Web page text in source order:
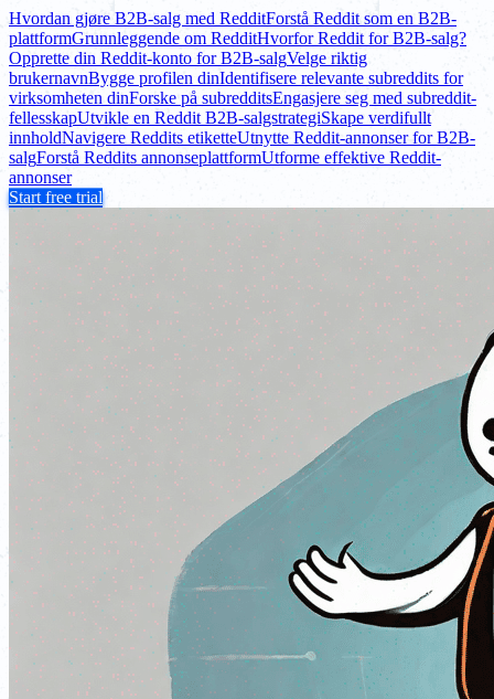
Hvordan gjøre B2B-salg med RedditForstå Reddit som en B2B-
plattformGrunnleggende om RedditHvorfor Reddit for B2B-salg?
Opprette din Reddit-konto for B2B-salgVelge riktig
brukernavnBygge profilen dinIdentifisere relevante subreddits for
virksomheten dinForske på subredditsEngasjere seg med subreddit-
fellesskapUtvikle en Reddit B2B-salgstrategiSkape verdifullt
innholdNavigere Reddits etiketteUtnytte Reddit-annonser for B2B-
salgForstå Reddits annonseplattformUtforme effektive Reddit-
annonser
Start free trial